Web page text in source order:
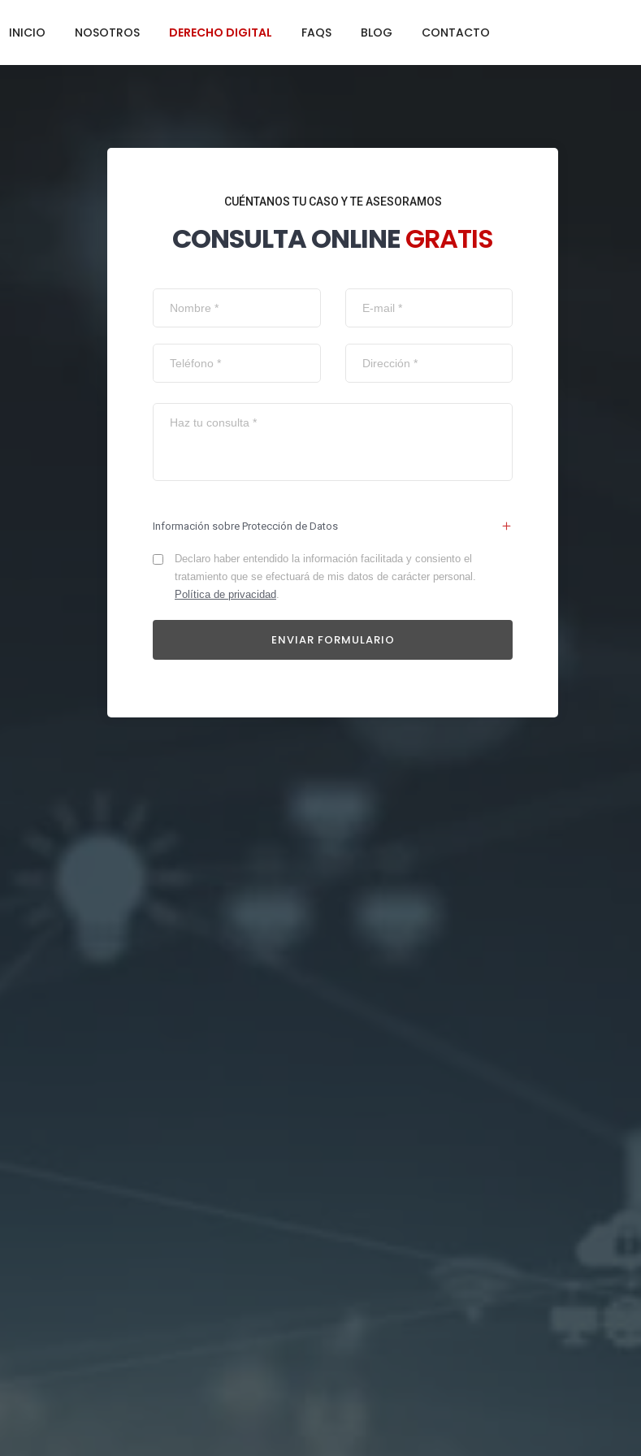
INICIO NOSOTROS DERECHO DIGITAL FAQS BLOG CONTACTO
CUÉNTANOS TU CASO Y TE ASESORAMOS
CONSULTA ONLINEGRATIS
Información sobre Protección de Datos
Declaro haber entendido la información facilitada y consiento el
tratamiento que se efectuará de mis datos de carácter personal.
Política de privacidad.